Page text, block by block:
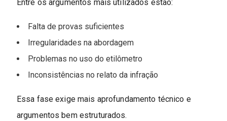
Entre os argumentos mais utilizados estão:
Falta de provas suficientes
Irregularidades na abordagem
Problemas no uso do etilômetro
Inconsistências no relato da infração
Essa fase exige mais aprofundamento técnico e
argumentos bem estruturados.